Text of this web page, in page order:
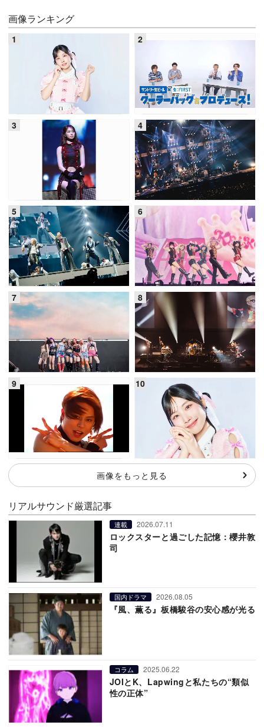
画像ランキング
画像をもっと見る
リアルサウンド厳選記事
連載 2026.07.11
ロックスターと過ごした記憶：櫻井敦
司
国内ドラマ 2026.08.05
『風、薫る』板橋駿谷の安心感が光る
コラム 2025.06.22
JOIとK、Lapwingと私たちの“類似
性の正体”